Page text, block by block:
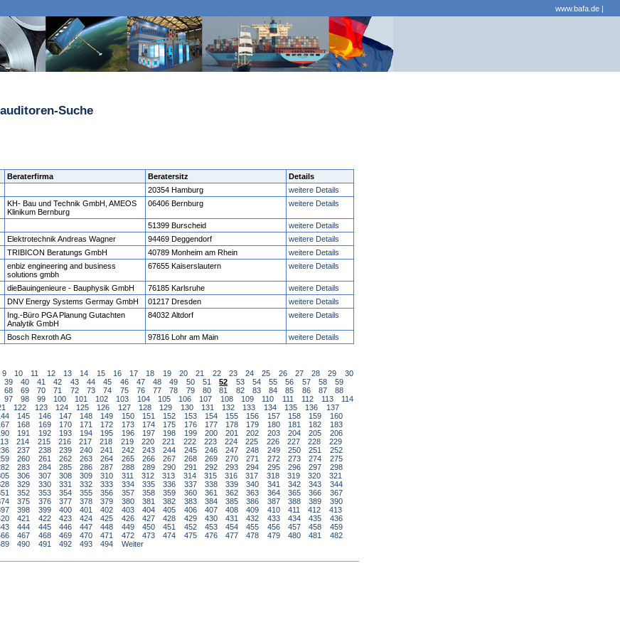
www.bafa.de |
Suche
Beraterfirma Beratersitz
Details
20354 Hamburg
weitere Details
KH- Bau und Technik GmbH, AMEOS
Klinikum Bernburg
06406 Bernburg weitere Details
51399 Burscheid
weitere Details
Elektrotechnik Andreas Wagner 94469 Deggendorf
weitere Details
TRIBICON Beratungs GmbH 40789 Monheim am Rhein
weitere Details
enbiz engineering and business
solutions gmbh
67655 Kaiserslautern weitere Details
dieBauingenieure - Bauphysik GmbH 76185 Karlsruhe
weitere Details
DNV Energy Systems Germay GmbH 01217 Dresden
weitere Details
Ing.-Büro PGA Planung Gutachten
Analytik GmbH
84032 Altdorf weitere Details
Bosch Rexroth AG 97816 Lohr am Main weitere Details
9 10 11 12 13 14 15 16 17 18 19 20 21 22 23 24 25 26 27 28 29
30
39 40 41 42 43 44 45 46 47 48 49 50 51 52 53 54 55 56 57 58
59
68 69 70 71 72 73 74 75 76 77 78 79 80 81 82 83 84 85 86 87
88
97 98 99 100 101 102 103 104 105 106 107 108 109 110 111 112 113
114
122 123 124 125 126 127 128 129 130 131 132 133 134 135 136
137
145 146 147 148 149 150 151 152 153 154 155 156 157 158 159
160
168 169 170 171 172 173 174 175 176 177 178 179 180 181 182
183
191 192 193 194 195 196 197 198 199 200 201 202 203 204 205
206
214 215 216 217 218 219 220 221 222 223 224 225 226 227 228
229
237 238 239 240 241 242 243 244 245 246 247 248 249 250 251
252
260 261 262 263 264 265 266 267 268 269 270 271 272 273 274
275
283 284 285 286 287 288 289 290 291 292 293 294 295 296 297
298
306 307 308 309 310 311 312 313 314 315 316 317 318 319 320
321
329 330 331 332 333 334 335 336 337 338 339 340 341 342 343
344
352 353 354 355 356 357 358 359 360 361 362 363 364 365 366
367
375 376 377 378 379 380 381 382 383 384 385 386 387 388 389
390
398 399 400 401 402 403 404 405 406 407 408 409 410 411 412
413
421 422 423 424 425 426 427 428 429 430 431 432 433 434 435
436
444 445 446 447 448 449 450 451 452 453 454 455 456 457 458
459
467 468 469 470 471 472 473 474 475 476 477 478 479 480 481
482
490 491 492 493 494 Weiter